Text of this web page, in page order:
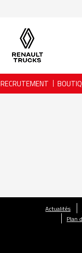
RECRUTEMENT
Actualités
Plan